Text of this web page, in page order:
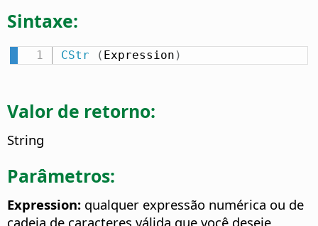
Sintaxe:
CStr ( Expression )
Valor de retorno:
String
Parâmetros:
Expression: qualquer expressão numérica ou de
cadeia de caracteres válida que você deseje